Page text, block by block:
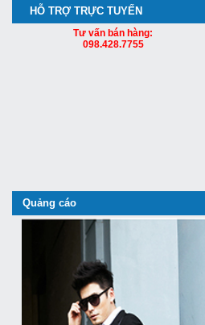
HỖ TRỢ TRỰC TUYẾN
Tư vấn bán hàng:
098.428.7755
Quảng cáo